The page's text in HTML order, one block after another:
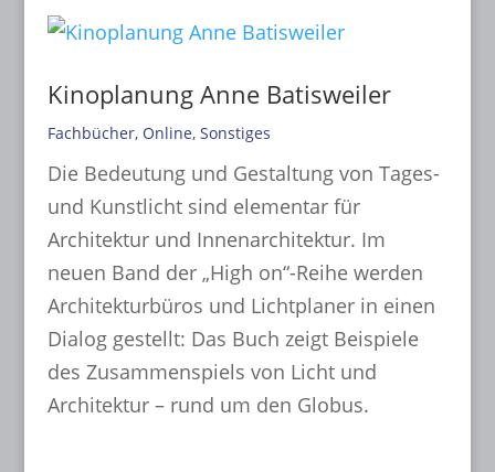
Kinoplanung Anne Batisweiler
Fachbücher, Online, Sonstiges
Die Bedeutung und Gestaltung von Tages-
und Kunstlicht sind elementar für
Architektur und Innenarchitektur. Im
neuen Band der „High on“-Reihe werden
Architekturbüros und Lichtplaner in einen
Dialog gestellt: Das Buch zeigt Beispiele
des Zusammenspiels von Licht und
Architektur – rund um den Globus.